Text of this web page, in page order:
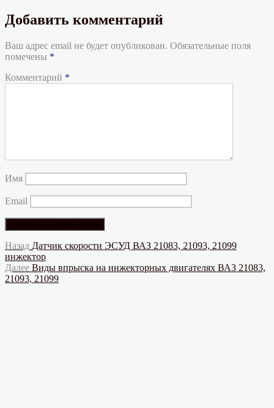
Добавить комментарий
Ваш адрес email не будет опубликован. Обязательные поля
помечены *
Комментарий *
Имя
Email
Навигация
по
записям
Назад Предыдущая
запись:
Датчик скорости ЭСУД ВАЗ 21083, 21093, 21099
инжектор
Далее Следующая
запись:
Виды впрыска на инжекторных двигателях ВАЗ 21083,
21093, 21099